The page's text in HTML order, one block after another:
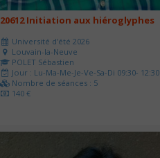
20612 Initiation aux hiéroglyphes
Université d'été 2026
Louvain-la-Neuve
POLET Sébastien
Jour : Lu-Ma-Me-Je-Ve-Sa-Di 09:30- 12:30
Nombre de séances : 5
140 €